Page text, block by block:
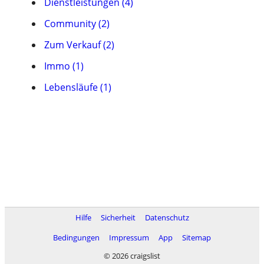
Community (2)
Zum Verkauf (2)
Immo (1)
Lebensläufe (1)
Hilfe Sicherheit
Datenschutz
Bedingungen
Impressum App
Sitemap
© 2026 craigslist